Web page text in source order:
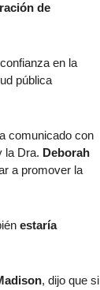
de
en la
pública
comunicado con
la Dra. Deborah
a promover la
estaría
, dijo que si